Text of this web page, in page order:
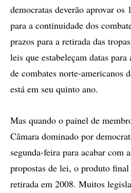
democratas deverão aprovar os
para a continuidade dos
prazos para a retirada das
leis que estabeleçam datas
de combates norte-americanos
está em seu quinto ano.
Mas quando o painel de
Câmara dominado por
segunda-feira para acabar com
propostas de lei, o produto final
retirada em 2008. Muitos